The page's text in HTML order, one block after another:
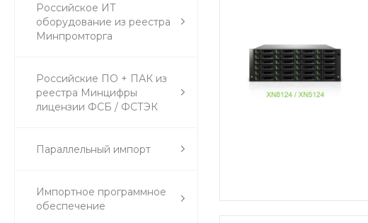
Российское ИТ
оборудование из реестра
Минпромторга
Российские ПО + ПАК из
реестра Минцифры
лицензии ФСБ / ФСТЭК
Параллельный импорт
Импортное программное
обеспечение